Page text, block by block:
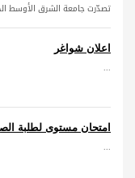
تصدّرت جامعة الشرق الأوسط
اعلان شواغر
...
امتحان مستوى لطلبة
...